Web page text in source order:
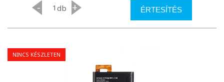
- db + ÉRTESÍTÉS
NINCS KÉSZLETEN